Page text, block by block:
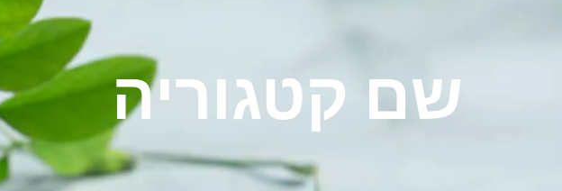
שם קטגוריה